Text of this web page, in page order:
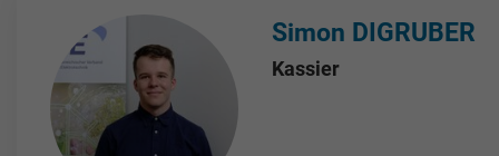
Simon DIGRUBER
Kassier